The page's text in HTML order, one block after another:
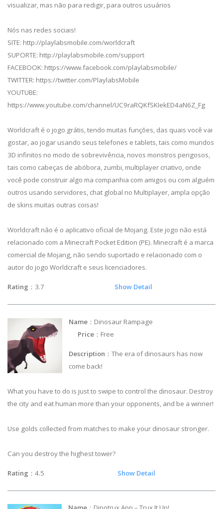
visualizar, mas não para redigir, para outros usuários
Nós nas redes sociais!
SITE: http://playlabsmobile.com/worldcraft
SUPORTE: http://playlabsmobile.com/support
FACEBOOK: https://www.facebook.com/playlabsmobile/
TWITTER: https://twitter.com/PlaylabsMobile
YOUTUBE:
https://www.youtube.com/channel/UC9raRQKfSKIekED4aN6Z_Fg
Worldcraft é o jogo grátis, tendo muitas funções, das quais você vai
gostar, ao jogar usando seus telefones e tablets, tais como mundos
3D infinitos no modo de sobrevivência, novos monstros perigosos,
tais como cabeças de abóbora, zumbi, multiplayer criativo, onde
você pode construir algo ma companhia com amigos ou com alguém
outros usando servidores, chat global no Multiplayer, ampla opção
de skins muitas outras coisas!
Worldcraft não é o aplicativo oficial de Mojang. Este jogo não está
relacionado com a Minecraft Pocket Edition (PE). Minecraft é a marca
comercial de Mojang, não sendo suportado e relacionado com o
autor do jogo Worldcraft e seus licenciadores.
Rating ：3.7 Show Detail
Name ：Dinosaur Rampage
Price ：Free
Description ：The era of dinosaurs has now
come back!
What you have to do is just to swipe to control the dinosaur. Destroy
the city and eat human more than your opponents, and be a winner!
Use golds collected from matches to make your dinosaur stronger.
Can you destroy the highest tower?
Rating ：4.5 Show Detail